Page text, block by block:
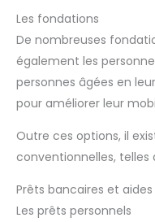
Les fondations
De nombreuses
également les
personnes âgées en
pour améliorer leur
Outre ces options, il
conventionnelles, telles
Prêts bancaires et
Les prêts personnels